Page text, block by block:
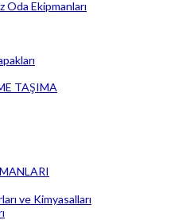
Oda Ekipmanları
TAŞIMA
ve Kimyasalları